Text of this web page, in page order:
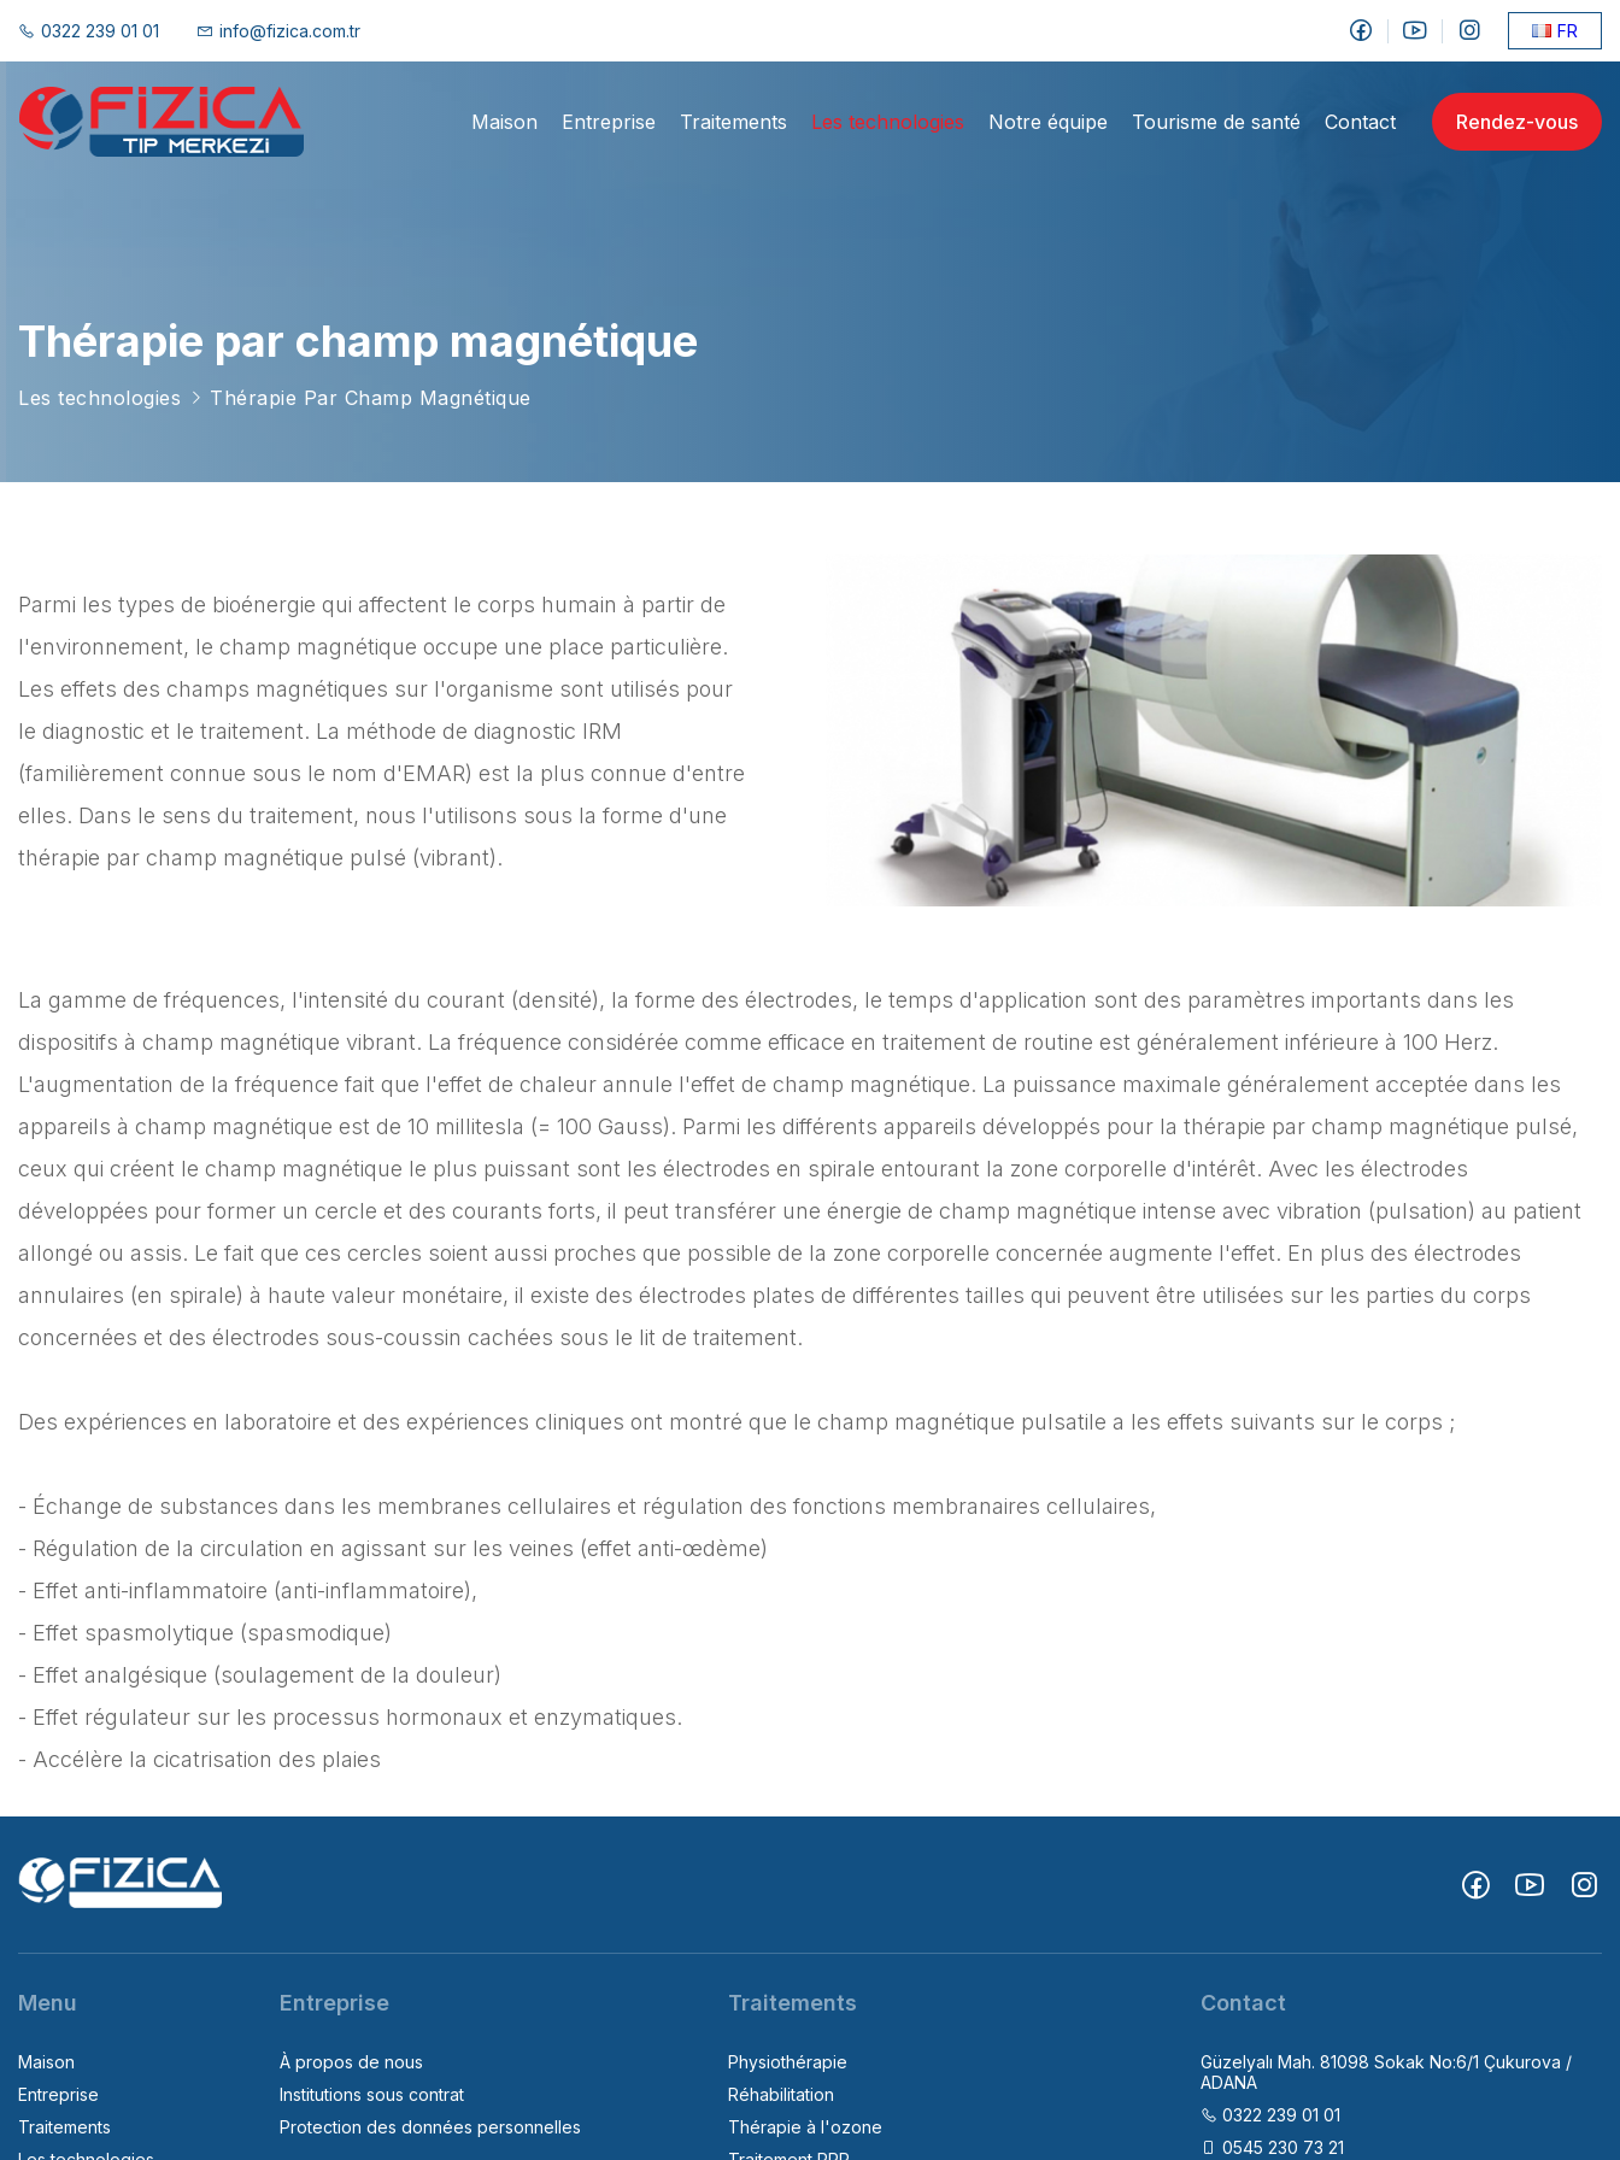
0322 239 01 01 info@fizica.com.tr FR
Maison Entreprise Traitements Les technologies Notre équipe Tourisme de santé Contact Rendez-vous
Thérapie par champ magnétique
Les technologies Thérapie Par Champ Magnétique
Parmi les types de bioénergie qui affectent le corps humain à partir de
l'environnement, le champ magnétique occupe une place particulière.
Les effets des champs magnétiques sur l'organisme sont utilisés pour
le diagnostic et le traitement. La méthode de diagnostic IRM
(familièrement connue sous le nom d'EMAR) est la plus connue d'entre
elles. Dans le sens du traitement, nous l'utilisons sous la forme d'une
thérapie par champ magnétique pulsé (vibrant).
La gamme de fréquences, l'intensité du courant (densité), la forme des électrodes, le temps d'application sont des paramètres importants dans les
dispositifs à champ magnétique vibrant. La fréquence considérée comme efficace en traitement de routine est généralement inférieure à 100 Herz.
L'augmentation de la fréquence fait que l'effet de chaleur annule l'effet de champ magnétique. La puissance maximale généralement acceptée dans les
appareils à champ magnétique est de 10 millitesla (= 100 Gauss). Parmi les différents appareils développés pour la thérapie par champ magnétique pulsé,
ceux qui créent le champ magnétique le plus puissant sont les électrodes en spirale entourant la zone corporelle d'intérêt. Avec les électrodes
développées pour former un cercle et des courants forts, il peut transférer une énergie de champ magnétique intense avec vibration (pulsation) au patient
allongé ou assis. Le fait que ces cercles soient aussi proches que possible de la zone corporelle concernée augmente l'effet. En plus des électrodes
annulaires (en spirale) à haute valeur monétaire, il existe des électrodes plates de différentes tailles qui peuvent être utilisées sur les parties du corps
concernées et des électrodes sous-coussin cachées sous le lit de traitement.
Des expériences en laboratoire et des expériences cliniques ont montré que le champ magnétique pulsatile a les effets suivants sur le corps ;
- Échange de substances dans les membranes cellulaires et régulation des fonctions membranaires cellulaires,
- Régulation de la circulation en agissant sur les veines (effet anti-œdème)
- Effet anti-inflammatoire (anti-inflammatoire),
- Effet spasmolytique (spasmodique)
- Effet analgésique (soulagement de la douleur)
- Effet régulateur sur les processus hormonaux et enzymatiques.
- Accélère la cicatrisation des plaies
Menu
Maison
Entreprise
Traitements
Entreprise
À propos de nous
Institutions sous contrat
Protection des données personnelles
Traitements
Physiothérapie
Réhabilitation
Thérapie à l'ozone
Contact
Güzelyalı Mah. 81098 Sokak No:6/1 Çukurova /
ADANA
0322 239 01 01
0545 230 73 21